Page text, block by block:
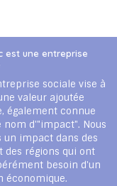
est une entreprise
sociale vise à
valeur ajoutée
également connue
nom d'"impact". Nous
un impact dans des
des régions qui ont
besoin d'un
économique.